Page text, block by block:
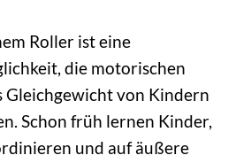
Roller ist eine
die motorischen
Gleichgewicht von Kindern
Schon früh lernen Kinder,
und auf äußere